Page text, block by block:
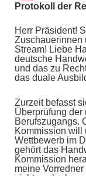
Protokoll der
Herr Präsident!
Zuschauerinnen
Stream! Liebe
deutsche
und das zu
das duale
Zurzeit befasst
Überprüfung
Berufszugangs.
Kommission will
Wettbewerb im
gehört das
Kommission
meine